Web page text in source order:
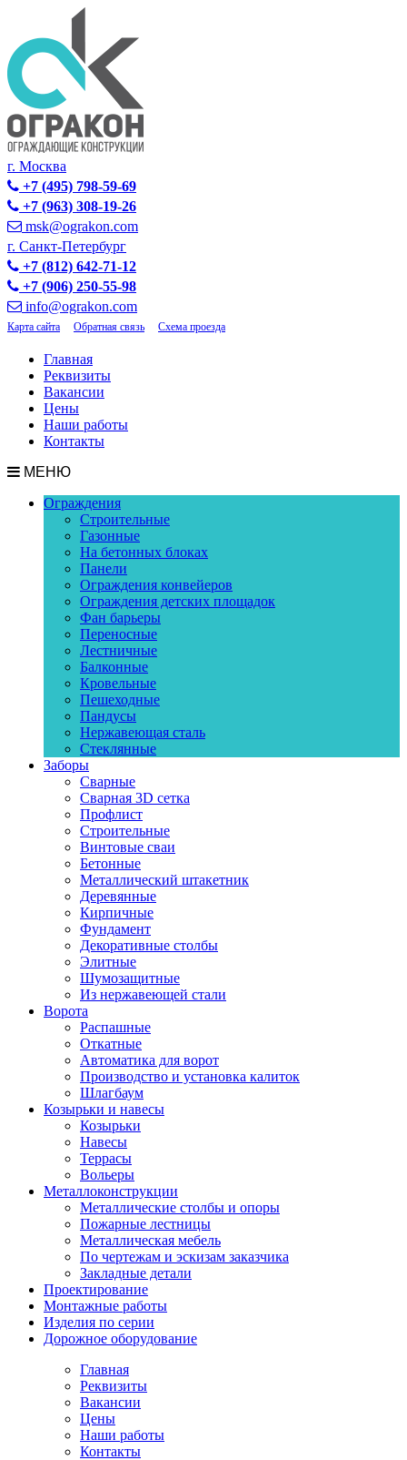
г. Москва
+7 (495) 798-59-69
+7 (963) 308-19-26
msk@ograkon.com
г. Санкт-Петербург
+7 (812) 642-71-12
+7 (906) 250-55-98
info@ograkon.com
Карта сайта Обратная связь Схема проезда
Главная
Реквизиты
Вакансии
Цены
Наши работы
Контакты
МЕНЮ
Ограждения
Строительные
Газонные
На бетонных блоках
Панели
Ограждения конвейеров
Ограждения детских площадок
Фан барьеры
Переносные
Лестничные
Балконные
Кровельные
Пешеходные
Пандусы
Нержавеющая сталь
Стеклянные
Заборы
Сварные
Сварная 3D сетка
Профлист
Строительные
Винтовые сваи
Бетонные
Металлический штакетник
Деревянные
Кирпичные
Фундамент
Декоративные столбы
Элитные
Шумозащитные
Из нержавеющей стали
Ворота
Распашные
Откатные
Автоматика для ворот
Производство и установка калиток
Шлагбаум
Козырьки и навесы
Козырьки
Навесы
Террасы
Вольеры
Металлоконструкции
Металлические столбы и опоры
Пожарные лестницы
Металлическая мебель
По чертежам и эскизам заказчика
Закладные детали
Проектирование
Монтажные работы
Изделия по серии
Дорожное оборудование
Главная
Реквизиты
Вакансии
Цены
Наши работы
Контакты